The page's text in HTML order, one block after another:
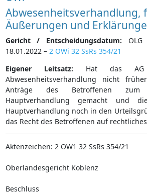
Abwesenheitsverhandlung,
Äußerungen und
Gericht / Entscheidungsdatum: OLG
18.01.2022 – 2 OWi 32 SsRs 354/21
Eigener Leitsatz: Hat das
Abwesenheitsverhandlung nicht
Anträge des Betroffenen zum
Hauptverhandlung gemacht und
Hauptverhandlung noch in den
das Recht des Betroffenen auf
Aktenzeichen: 2 OW1 32 SsRs 354/21
Oberlandesgericht Koblenz
Beschluss